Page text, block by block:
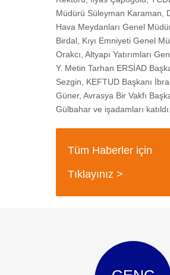
Müdürü Süleyman Karaman,
Hava Meydanları Genel
Birdal, Kıyı Emniyeti Genel
Orakcı, Altyapı Yatırımları
Y. Metin Tarhan ERSİAD
Sezgin, KEFTUD Başkanı
Güner, Avrasya Bir Vakfı
Gülbahar ve işadamları katıldı.
Tüm Haberler için
Tıklayınız >